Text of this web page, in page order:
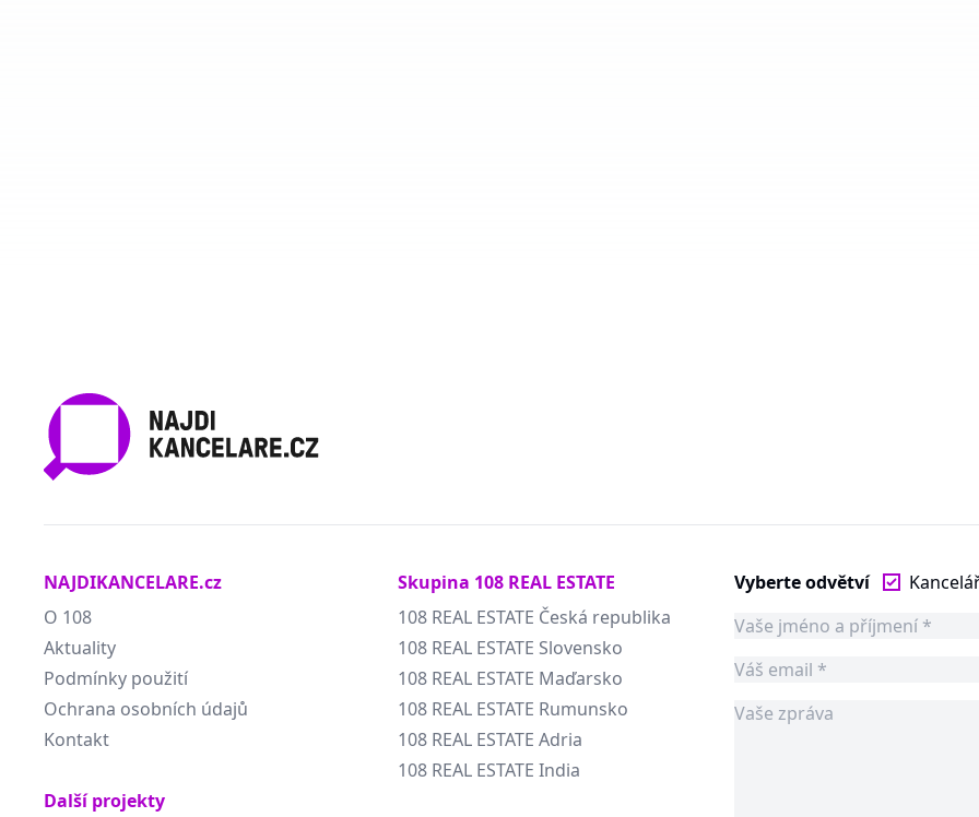
NAJDIKANCELARE.cz
O 108
Aktuality
Podmínky použití
Ochrana osobních údajů
Kontakt
Další projekty
Skupina 108 REAL ESTATE
108 REAL ESTATE Česká republika
108 REAL ESTATE Slovensko
108 REAL ESTATE Maďarsko
108 REAL ESTATE Rumunsko
108 REAL ESTATE Adria
108 REAL ESTATE India
Vyberte odvětví